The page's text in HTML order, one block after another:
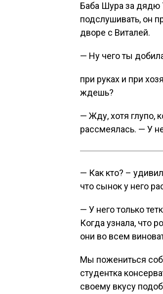
Баба Шура за дядю
подслушивать, он
дворе с Виталей.
— Ну чего ты
при руках и при
ждешь?
— Жду, хотя глупо,
рассмеялась. — У
— Как кто? –
что сынок у него
— У него только
Когда узнала, что
они во всем
Мы пожениться
студентка
своему вкусу